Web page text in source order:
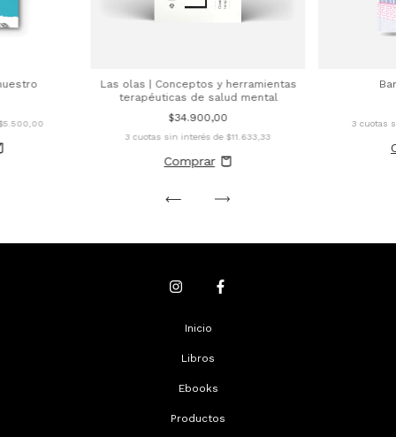
Las olas | Conceptos y herramientas
terapéuticas de salud mental
$34.900,00
3 cuotas sin interés de $11.633,33
3 cuotas
Inicio
Libros
Ebooks
Productos